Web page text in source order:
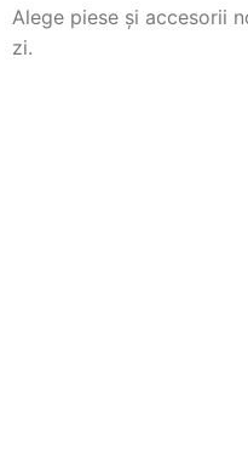
Alege piese și accesorii
zi.